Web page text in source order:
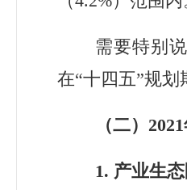
需要特别
在“十四五”规
（二） 2021
1. 产业生